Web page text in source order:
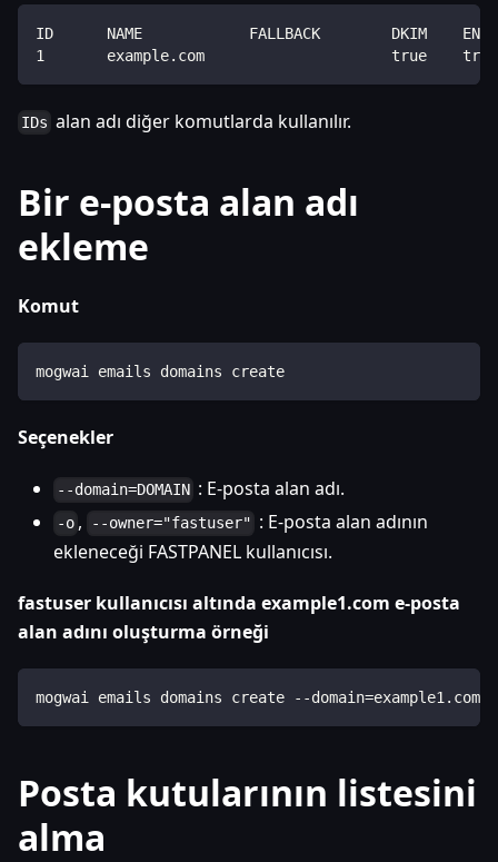
ID      NAME            FALLBACK        DKIM
1       example.com                     true    true
IDs alan adı diğer komutlarda kullanılır.
Bir e-posta alan adı
ekleme
Komut
mogwai emails domains create
Seçenekler
--domain=DOMAIN : E-posta alan adı.
-o , --owner="fastuser" : E-posta alan adının
ekleneceği FASTPANEL kullanıcısı.
fastuser kullanıcısı altında example1.com e-posta
alan adını oluşturma örneği
mogwai emails domains create --
Posta kutularının listesini
alma